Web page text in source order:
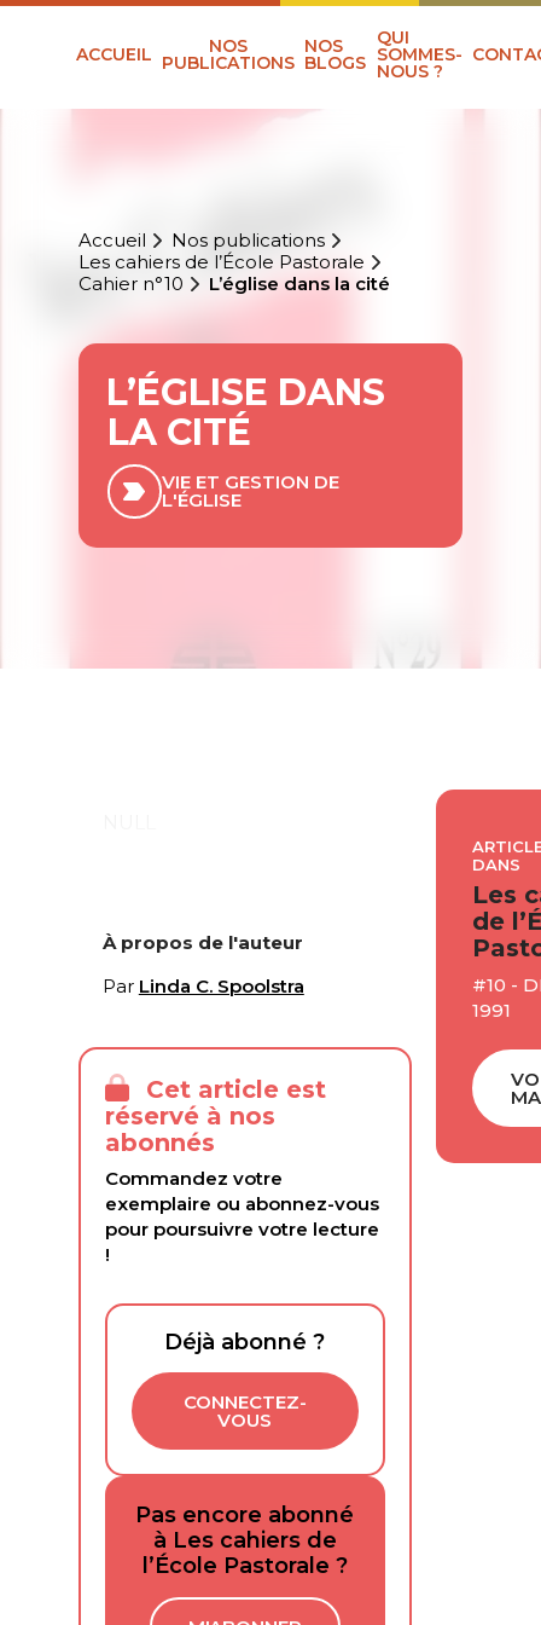
ACCUEIL NOS
PUBLICATIONS
NOS
BLOGS
QUI
SOMMES-
NOUS ?
Accueil
Nos publications
Les cahiers de l’École Pastorale
Cahier n°10
L’église dans la cité
L’ÉGLISE DANS
LA CITÉ
VIE ET GESTION DE
L'ÉGLISE
À propos de l'auteur
Par Linda C. Spoolstra
Cet article est
réservé à nos
abonnés
Commandez votre
exemplaire ou abonnez-vous
pour poursuivre votre lecture
!
Déjà abonné ?
CONNECTEZ-
VOUS
Pas encore abonné
à Les cahiers de
l’École Pastorale ?
DANS
Les
de
#10 -
1991